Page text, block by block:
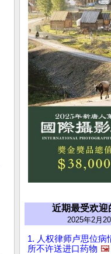
近期最受欢迎
2025年2月
1. 人权律师卢思位病
所不许送进口药物 🖼️